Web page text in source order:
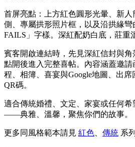
首屏亮點：上方紅色圓形光暈、新
側、專屬拱形照片框，以及沿拱緣
FAILS」字樣。深紅配奶白底，莊重
賓客開啟連結時，先見深紅信封與角
點開後進入完整喜帖。內容涵蓋邀
程、相簿、喜宴與Google地圖、出
QR碼。
適合傳統婚禮、文定、家宴或任何
——典雅、溫馨，聚焦你們的故事。
更多同風格範本請見 紅色 傳統 系列